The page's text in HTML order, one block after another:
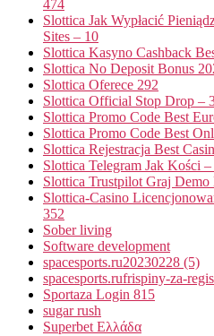
474
Slottica Jak Wypłacić
Sites – 10
Slottica Kasyno Cashback
Slottica No Deposit Bonus
Slottica Oferece 292
Slottica Official Stop Drop –
Slottica Promo Code Best
Slottica Promo Code Best
Slottica Rejestracja Best
Slottica Telegram Jak Kości –
Slottica Trustpilot Graj
Slottica-Casino
352
Sober living
Software development
spacesports.ru20230228 (5)
spacesports.rufrispiny-za-
Sportaza Login 815
sugar rush
Superbet Ελλάδα